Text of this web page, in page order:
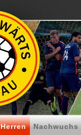
Herren Nachwuchs